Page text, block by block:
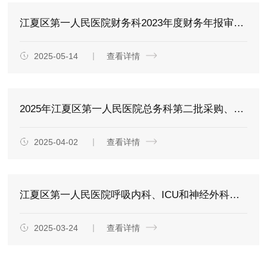
江夏区第一人民医院财务科2023年度财务年报审计服务项目询价公告
2025-05-14 查看详情
2025年江夏区第一人民医院总务科第二批采购、工程及维保项目询价公告
2025-04-02 查看详情
江夏区第一人民医院呼吸内科、ICU和神经外科医用耗材询价公告
2025-03-24 查看详情